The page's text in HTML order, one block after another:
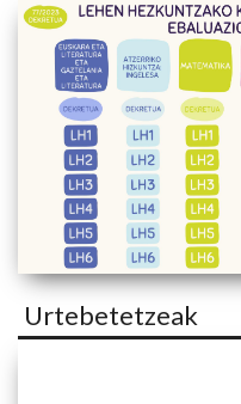
Urtebetetzeak